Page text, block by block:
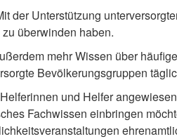
der Unterstützung
überwinden haben.
mehr Wissen über
Bevölkerungsgruppen
und Helfer
Fachwissen einbringen